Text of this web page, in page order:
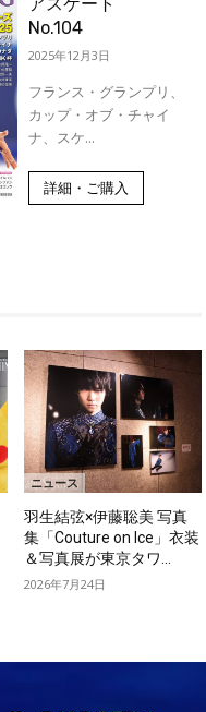
No.104
2025年12月3日
フランス・グランプリ、
カップ・オブ・チャイ
ナ、スケ...
詳細・ご購入
ニュース
羽生結弦×伊藤聡美 写真
集「Couture on Ice」衣装
＆写真展が東京タワ...
2026年7月24日